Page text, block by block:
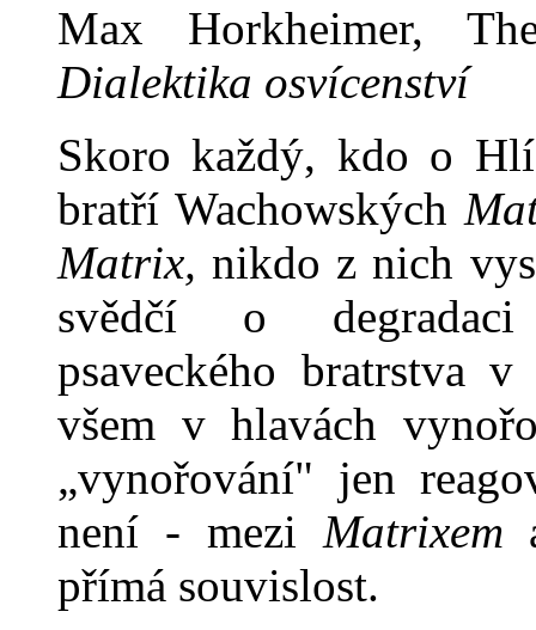
Max Horkheimer,
Dialektika osvícenství
Skoro každý, kdo o
bratří Wachowských
Matrix, ni­kdo z nich
svědčí o de­gradaci
psaveckého bratrstva
všem v hlavách
„vynořování" jen
není - mezi Matrixem
přímá souvislost.